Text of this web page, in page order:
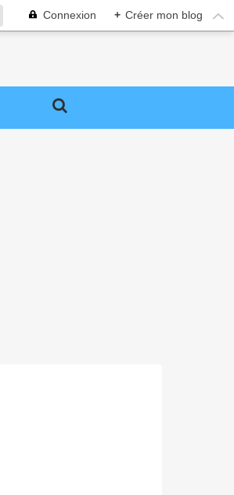
Connexion + Créer mon blog